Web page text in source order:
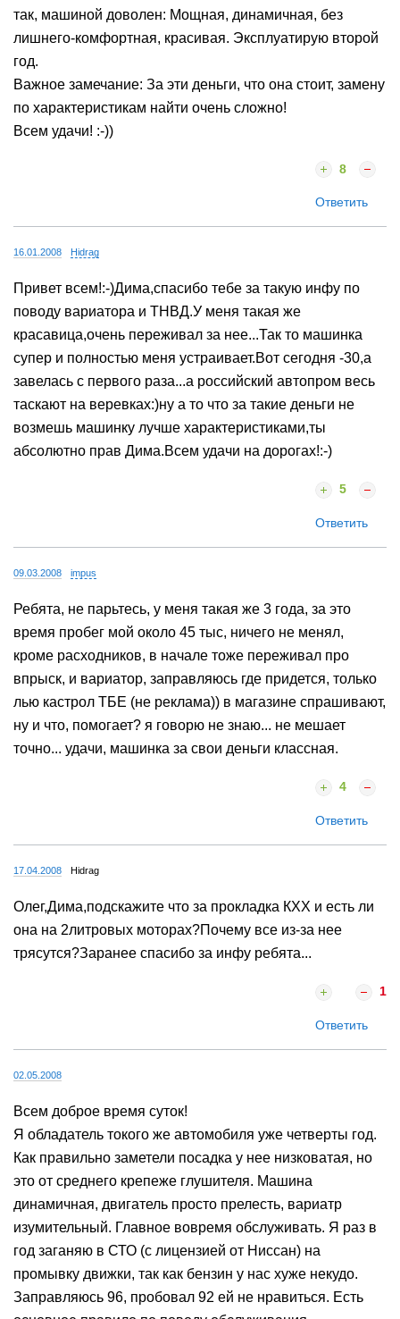
так, машиной доволен: Мощная, динамичная, без
лишнего-комфортная, красивая. Эксплуатирую второй
год.
Важное замечание: За эти деньги, что она стоит, замену
по характеристикам найти очень сложно!
Всем удачи! :-))
8
Ответить
16.01.2008 Hidrag
Привет всем!:-)Дима,спасибо тебе за такую инфу по
поводу вариатора и ТНВД.У меня такая же
красавица,очень переживал за нее...Так то машинка
супер и полностью меня устраивает.Вот сегодня -30,а
завелась с первого раза...а российский автопром весь
таскают на веревках:)ну а то что за такие деньги не
возмешь машинку лучше характеристиками,ты
абсолютно прав Дима.Всем удачи на дорогах!:-)
5
Ответить
09.03.2008 impus
Ребята, не парьтесь, у меня такая же 3 года, за это
время пробег мой около 45 тыс, ничего не менял,
кроме расходников, в начале тоже переживал про
впрыск, и вариатор, заправляюсь где придется, только
лью кастрол ТБЕ (не реклама)) в магазине спрашивают,
ну и что, помогает? я говорю не знаю... не мешает
точно... удачи, машинка за свои деньги классная.
4
Ответить
17.04.2008 Hidrag
Олег,Дима,подскажите что за прокладка КХХ и есть ли
она на 2литровых моторах?Почему все из-за нее
трясутся?Заранее спасибо за инфу ребята...
1
Ответить
02.05.2008
Всем доброе время суток!
Я обладатель токого же автомобиля уже четверты год.
Как правильно заметели посадка у нее низковатая, но
это от среднего крепеже глушителя. Машина
динамичная, двигатель просто прелесть, вариатр
изумительный. Главное вовремя обслуживать. Я раз в
год заганяю в СТО (с лицензией от Ниссан) на
промывку движки, так как бензин у нас хуже некудо.
Заправляюсь 96, пробовал 92 ей не нравиться. Есть